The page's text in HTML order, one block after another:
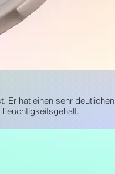
Er hat einen sehr deutlichen